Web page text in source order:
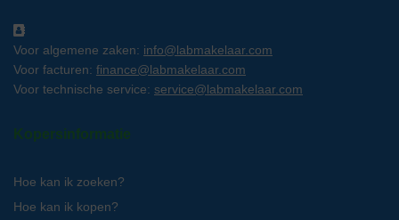
Voor algemene zaken: info@labmakelaar.com
Voor facturen: finance@labmakelaar.com
Voor technische service: service@labmakelaar.com
Kopersinformatie
Hoe kan ik zoeken?
Hoe kan ik kopen?